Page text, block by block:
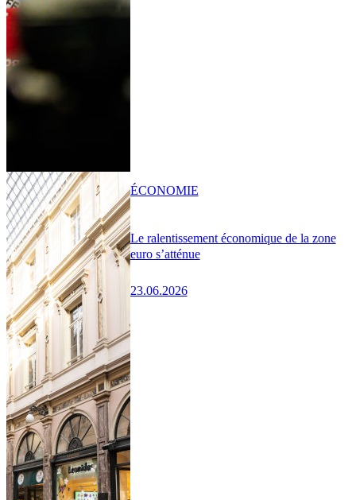
Le ralentissement économique de la zone
euro s’atténue
23.06.2026
ÉCONOMIE